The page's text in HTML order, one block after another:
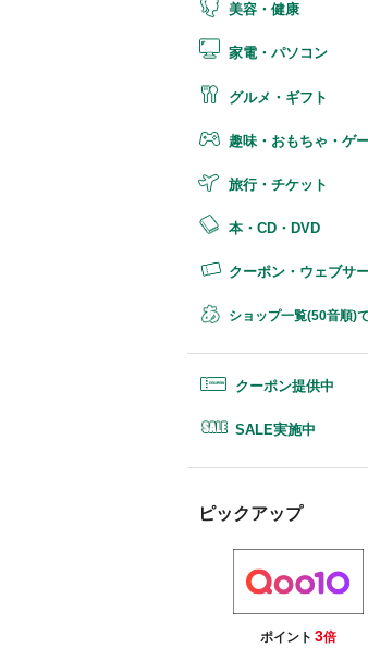
美容・健康
家電・パソコン
グルメ・ギフト
趣味・おもちゃ・ゲ
旅行・チケット
本・CD・DVD
クーポン・ウェブサ
ショップ一覧(50音順)
クーポン提供中
SALE実施中
ピックアップ
ポイント 3倍